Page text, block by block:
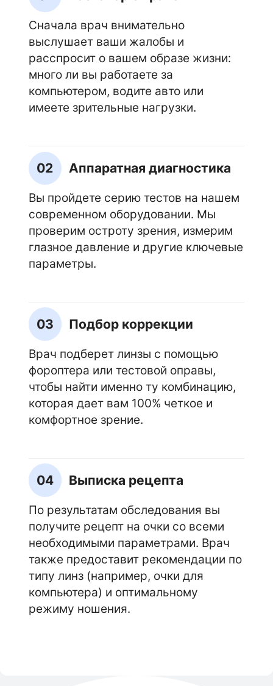
Сначала врач внимательно
выслушает ваши жалобы и
расспросит о вашем образе жизни:
много ли вы работаете за
компьютером, водите авто или
имеете зрительные нагрузки.
02 Аппаратная диагностика
Вы пройдете серию тестов на нашем
современном оборудовании. Мы
проверим остроту зрения, измерим
глазное давление и другие ключевые
параметры.
03 Подбор коррекции
Врач подберет линзы с помощью
фороптера или тестовой оправы,
чтобы найти именно ту комбинацию,
которая дает вам 100% четкое и
комфортное зрение.
04 Выписка рецепта
По результатам обследования вы
получите рецепт на очки со всеми
необходимыми параметрами. Врач
также предоставит рекомендации по
типу линз (например, очки для
компьютера) и оптимальному
режиму ношения.